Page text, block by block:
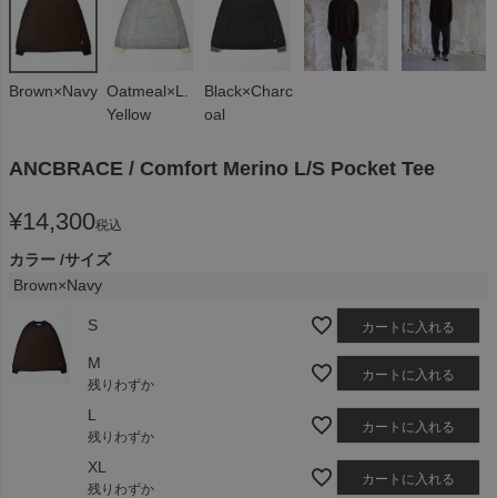
Brown×Navy Oatmeal×L.
Yellow
Black×Charc
oal
ANCBRACE / Comfort Merino L/S Pocket Tee
¥14,300税込
カラー サイズ
Brown×Navy
S カートに入れる
M
残りわずか
カートに入れる
L
残りわずか
カートに入れる
XL
残りわずか
カートに入れる